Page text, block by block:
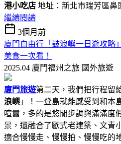
港小吃店 地址：新北市瑞芳區鼻
繼續閱讀
3個月前
廈門自由行「鼓浪嶼一日遊攻略
美食一次看！
2025.04 廈門福州之旅 國外旅遊
廈門旅遊第二天，我們把行程留
浪嶼 」！一登島就能感受到和本
喧囂，多的是悠閒步調與滿滿度
景，還融合了歐式老建築、文青
適合慢慢走、慢慢拍、慢慢吃的